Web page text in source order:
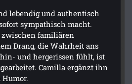
lebendig und authentisch
sympathisch macht.
zwischen familiären
Drang, die Wahrheit ans
und hergerissen fühlt, ist
Camilla ergänzt ihn